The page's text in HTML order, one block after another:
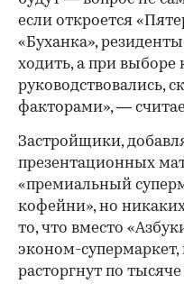
если откроется
«Буханка»,
ходить, а при выборе
руководствовались,
факторами», —
Застройщики,
презентационных
«премиальный
кофейни», но
то, что вместо
эконом-
расторгнут по